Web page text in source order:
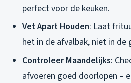
perfect voor de keuken.
Vet Apart Houden: Laat
het in de afvalbak, niet in de
Controleer Maandelijks:
afvoeren goed doorlopen –